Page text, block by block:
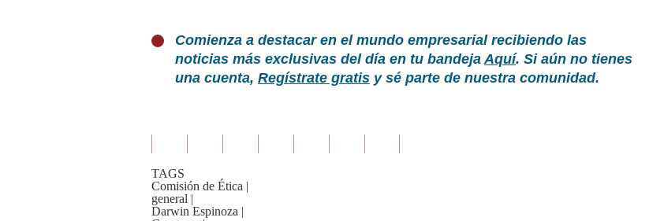
Comienza a destacar en el mundo empresarial recibiendo las
noticias más exclusivas del día en tu bandejaAquí. Si aún no tienes
una cuenta, Regístrate gratis y sé parte de nuestra comunidad.
TAGS
Comisión de Ética |
general |
Darwin Espinoza |